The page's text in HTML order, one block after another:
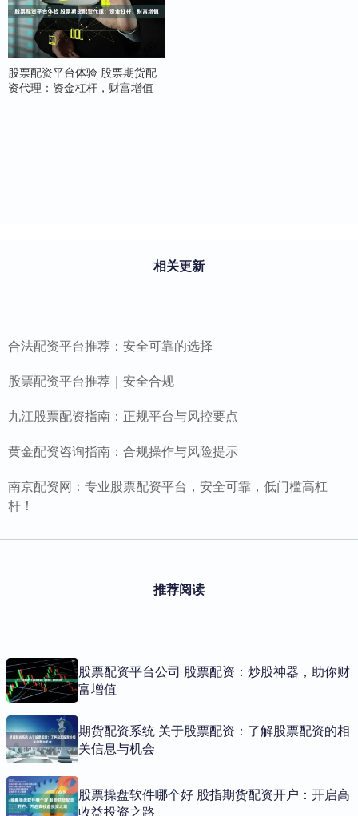
股票配资平台体验 股票期货配
资代理：资金杠杆，财富增值
相关更新
合法配资平台推荐：安全可靠的选择
股票配资平台推荐｜安全合规
九江股票配资指南：正规平台与风控要点
黄金配资咨询指南：合规操作与风险提示
南京配资网：专业股票配资平台，安全可靠，低门槛高杠
杆！
推荐阅读
股票配资平台公司 股票配资：炒股神器，助你财
富增值
期货配资系统 关于股票配资：了解股票配资的相
关信息与机会
股票操盘软件哪个好 股指期货配资开户：开启高
收益投资之路